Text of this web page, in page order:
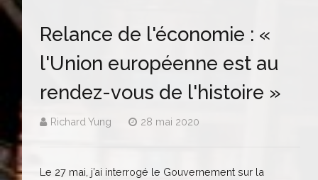
Relance de l'économie : «
l'Union européenne est au
rendez-vous de l'histoire »
Richard Yung 28 mai 2020
Le 27 mai, j’ai interrogé le Gouvernement sur la